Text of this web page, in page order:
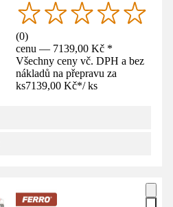
(0)
cenu — 7139,00 Kč *
Všechny ceny vč. DPH a bez
nákladů na přepravu za
ks7139,00 Kč*/ ks